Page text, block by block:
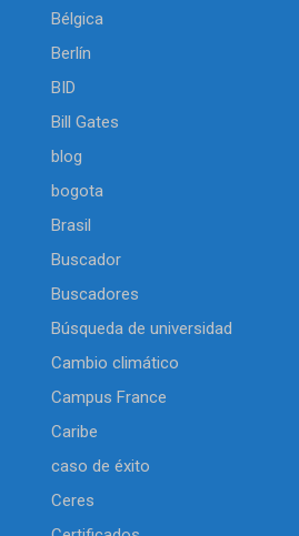
Bélgica
Berlín
BID
Bill Gates
blog
bogota
Brasil
Buscador
Buscadores
Búsqueda de universidad
Cambio climático
Campus France
Caribe
caso de éxito
Ceres